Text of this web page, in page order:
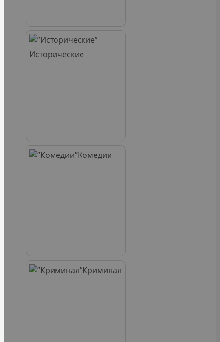
Исторические
Комедии
Криминал